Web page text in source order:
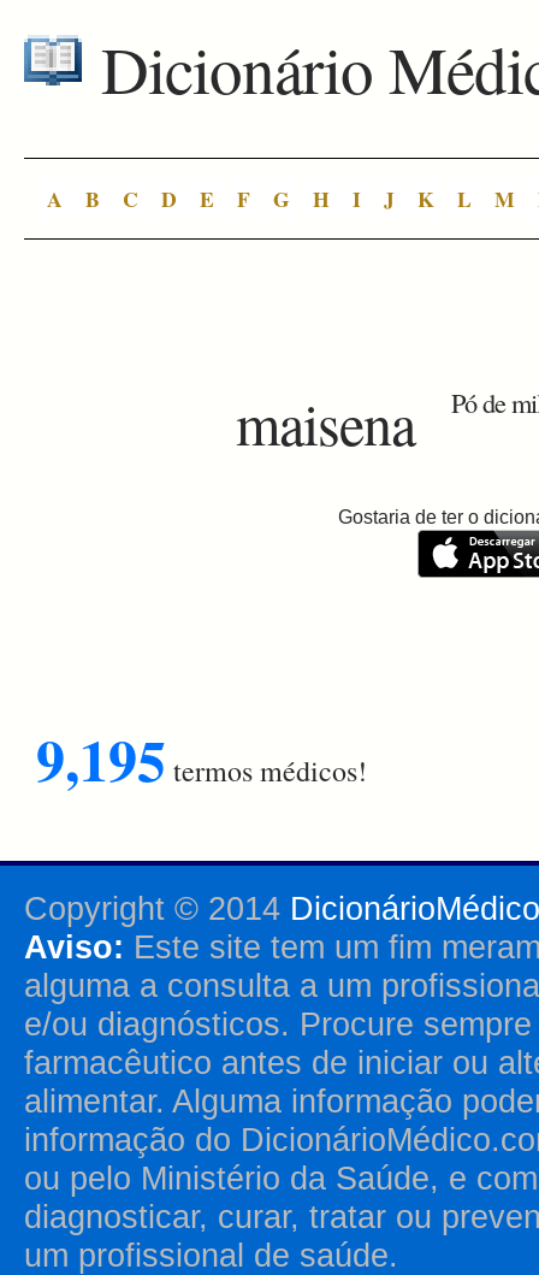
Dicionário
A B C D E F G H I J K L M
maisena Pó de
Gostaria de ter o
9,195 termos médicos!
Copyright © 2014
Aviso: Este site tem um fim
alguma a consulta a um
e/ou diagnósticos. Procure
farmacêutico antes de iniciar ou
alimentar. Alguma informação
informação do
ou pelo Ministério da Saúde, e
diagnosticar, curar, tratar ou
um profissional de saúde.